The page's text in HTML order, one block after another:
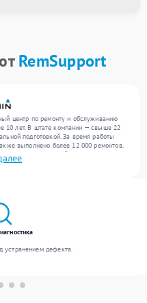
RemSupport
центр по ремонту и обслуживанию
10 лет. В штате компании — свыше 22
подготовкой. За время работы
выполнено более 12 000 ремонтов.
300 обращений, включая , , . Мы
и обеспечиваем надежный результат
устранением дефекта.